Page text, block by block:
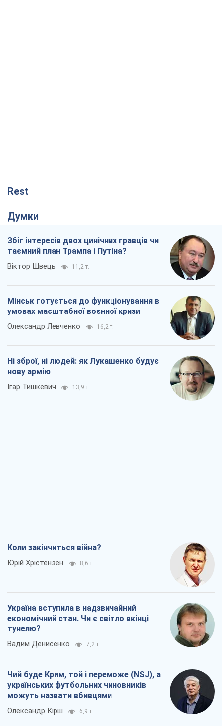
Rest
Думки
Збіг інтересів двох цинічних гравців чи
таємний план Трампа і Путіна?
Віктор Швець 11,2 т.
Мінськ готується до функціонування в
умовах масштабної воєнної кризи
Олександр Левченко 16,2 т.
Ні зброї, ні людей: як Лукашенко будує
нову армію
Ігар Тишкевич 13,9 т.
Коли закінчиться війна?
Юрій Хрістензен 8,6 т.
Україна вступила в надзвичайний
економічний стан. Чи є світло вкінці
тунелю?
Вадим Денисенко 7,2 т.
Чий буде Крим, той і переможе (NSJ), а
українських футбольних чиновників
можуть назвати вбивцями
Олександр Кірш 6,9 т.